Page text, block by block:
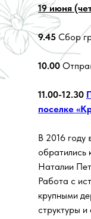
19 июня
9.45 Сбор
10.00
11.00-12.30
поселке
В 2016 году
обратились
Наталии
Работа с
крупными
структуры